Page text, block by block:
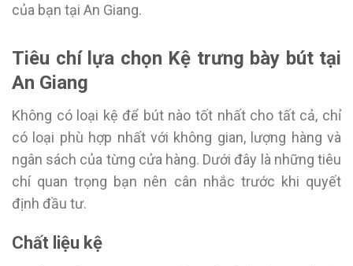
của bạn tại An Giang.
Tiêu chí lựa chọn Kệ trưng bày bút tại
An Giang
Không có loại kệ để bút nào tốt nhất cho tất cả, chỉ
có loại phù hợp nhất với không gian, lượng hàng và
ngân sách của từng cửa hàng. Dưới đây là những tiêu
chí quan trọng bạn nên cân nhắc trước khi quyết
định đầu tư.
Chất liệu kệ